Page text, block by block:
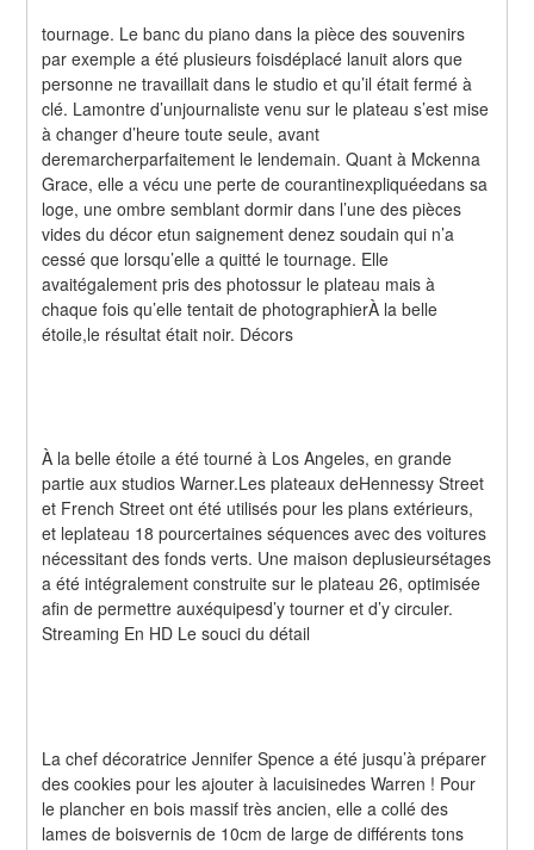
tournage. Le banc du piano dans la pièce des souvenirs
par exemple a été plusieurs foisdéplacé lanuit alors que
personne ne travaillait dans le studio et qu’il était fermé à
clé. Lamontre d’unjournaliste venu sur le plateau s’est mise
à changer d’heure toute seule, avant
deremarcherparfaitement le lendemain. Quant à Mckenna
Grace, elle a vécu une perte de courantinexpliquéedans sa
loge, une ombre semblant dormir dans l’une des pièces
vides du décor etun saignement denez soudain qui n’a
cessé que lorsqu’elle a quitté le tournage. Elle
avaitégalement pris des photossur le plateau mais à
chaque fois qu’elle tentait de photographierÀ la belle
étoile,le résultat était noir. Décors
À la belle étoile a été tourné à Los Angeles, en grande
partie aux studios Warner.Les plateaux deHennessy Street
et French Street ont été utilisés pour les plans extérieurs,
et leplateau 18 pourcertaines séquences avec des voitures
nécessitant des fonds verts. Une maison deplusieursétages
a été intégralement construite sur le plateau 26, optimisée
afin de permettre auxéquipesd’y tourner et d’y circuler.
Streaming En HD Le souci du détail
La chef décoratrice Jennifer Spence a été jusqu’à préparer
des cookies pour les ajouter à lacuisinedes Warren ! Pour
le plancher en bois massif très ancien, elle a collé des
lames de boisvernis de 10cm de large de différents tons